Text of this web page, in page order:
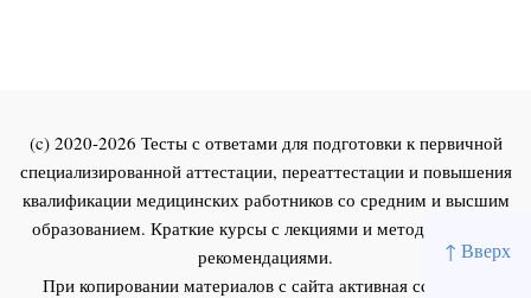
↑ Вверх
(c) 2020-2026 Тесты с ответами для подготовки к первичной
специализированной аттестации, переаттестации и повышения
квалификации медицинских работников со средним и высшим
образованием. Краткие курсы с лекциями и методическими
рекомендациями.
При копировании материалов с сайта активная ссылка на